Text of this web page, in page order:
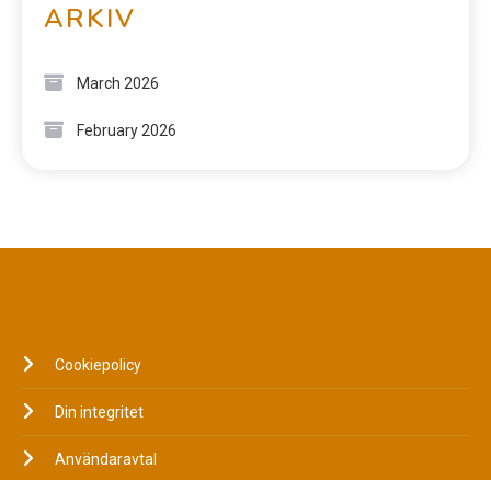
ARKIV
March 2026
February 2026
Cookiepolicy
Din integritet
Användaravtal